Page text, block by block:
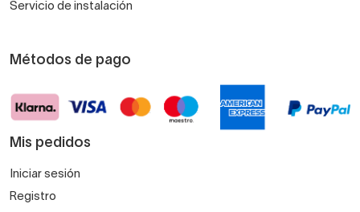
Servicio de instalación
Métodos de pago
Mis pedidos
Iniciar sesión
Registro